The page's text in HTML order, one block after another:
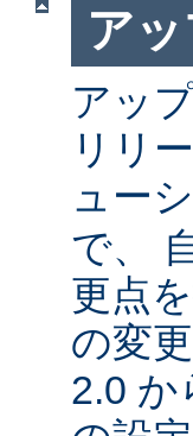
ア
アッ
リリ
ュー
で、
更点
の変
2.0 か